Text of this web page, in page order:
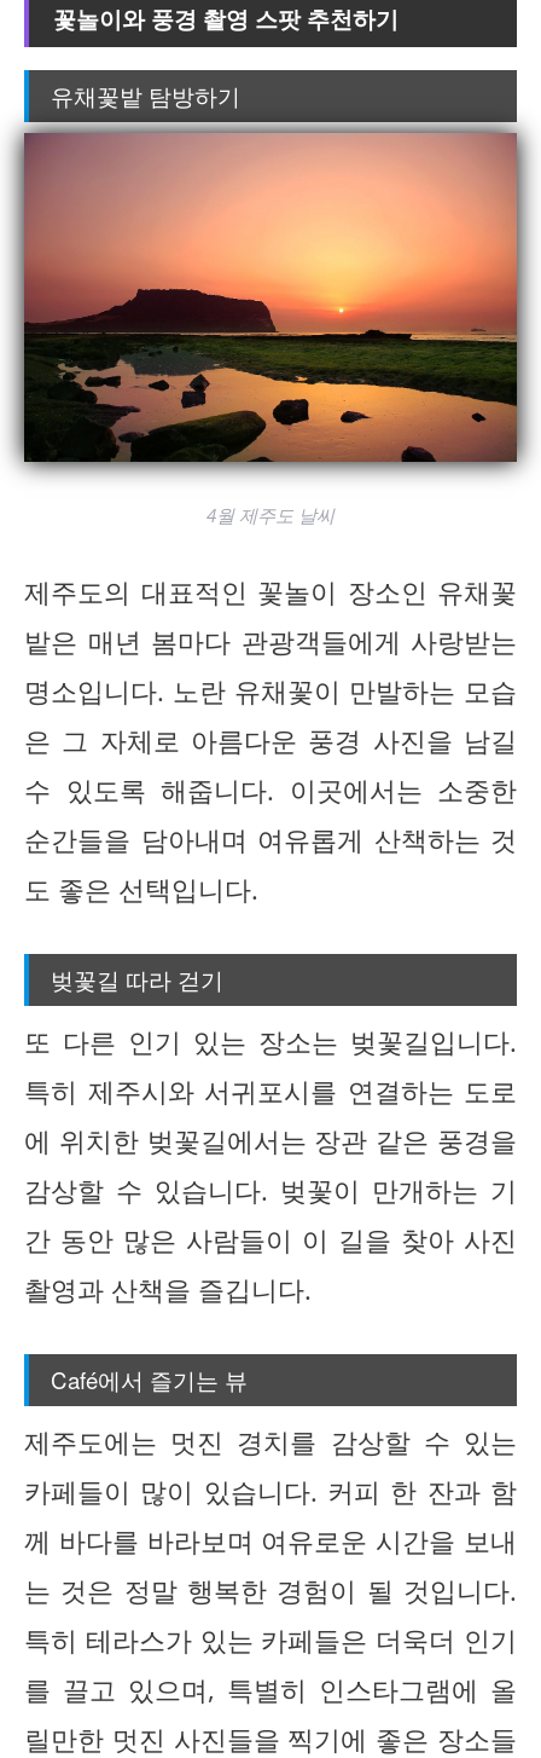
꽃놀이와 풍경 촬영 스팟 추천하기
유채꽃밭 탐방하기
4월 제주도 날씨
제주도의 대표적인 꽃놀이 장소인 유채꽃
밭은 매년 봄마다 관광객들에게 사랑받는
명소입니다. 노란 유채꽃이 만발하는 모습
은 그 자체로 아름다운 풍경 사진을 남길
수 있도록 해줍니다. 이곳에서는 소중한
순간들을 담아내며 여유롭게 산책하는 것
도 좋은 선택입니다.
벚꽃길 따라 걷기
또 다른 인기 있는 장소는 벚꽃길입니다.
특히 제주시와 서귀포시를 연결하는 도로
에 위치한 벚꽃길에서는 장관 같은 풍경을
감상할 수 있습니다. 벚꽃이 만개하는 기
간 동안 많은 사람들이 이 길을 찾아 사진
촬영과 산책을 즐깁니다.
Café에서 즐기는 뷰
제주도에는 멋진 경치를 감상할 수 있는
카페들이 많이 있습니다. 커피 한 잔과 함
께 바다를 바라보며 여유로운 시간을 보내
는 것은 정말 행복한 경험이 될 것입니다.
특히 테라스가 있는 카페들은 더욱더 인기
를 끌고 있으며, 특별히 인스타그램에 올
릴만한 멋진 사진들을 찍기에 좋은 장소들